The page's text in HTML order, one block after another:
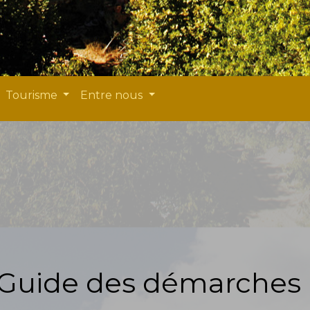
Tourisme Entre nous
des démarches